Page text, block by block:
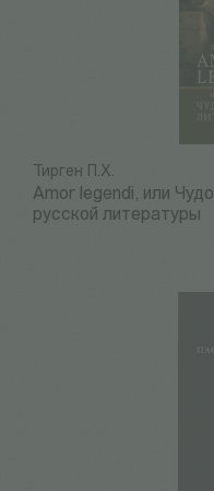
Тирген П.Х.
Amor legendi, или Чудо
русской литературы